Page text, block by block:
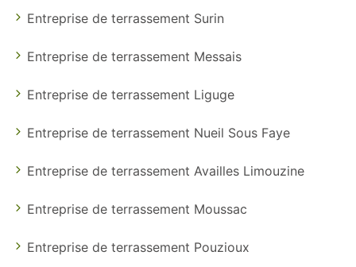
Entreprise de terrassement Surin
Entreprise de terrassement Messais
Entreprise de terrassement Liguge
Entreprise de terrassement Nueil Sous Faye
Entreprise de terrassement Availles Limouzine
Entreprise de terrassement Moussac
Entreprise de terrassement Pouzioux